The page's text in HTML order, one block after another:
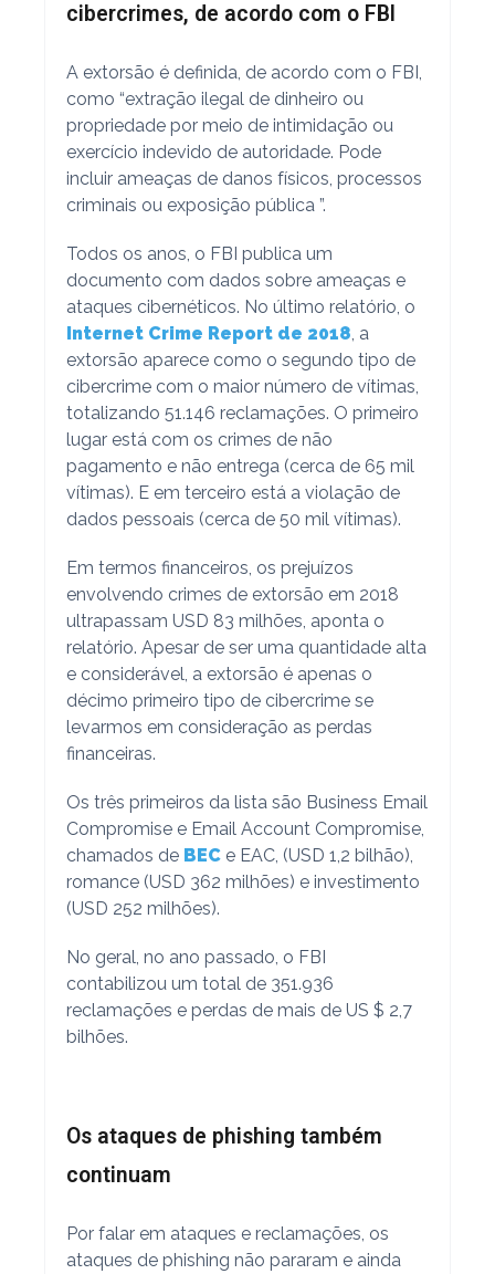
cibercrimes, de acordo com o FBI
A extorsão é definida, de acordo com o FBI,
como “extração ilegal de dinheiro ou
propriedade por meio de intimidação ou
exercício indevido de autoridade. Pode
incluir ameaças de danos físicos, processos
criminais ou exposição pública ”.
Todos os anos, o FBI publica um
documento com dados sobre ameaças e
ataques cibernéticos. No último relatório, o
Internet Crime Report de 2018 , a
extorsão aparece como o segundo tipo de
cibercrime com o maior número de vítimas,
totalizando 51.146 reclamações. O primeiro
lugar está com os crimes de não
pagamento e não entrega (cerca de 65 mil
vítimas). E em terceiro está a violação de
dados pessoais (cerca de 50 mil vítimas).
Em termos financeiros, os prejuízos
envolvendo crimes de extorsão em 2018
ultrapassam USD 83 milhões, aponta o
relatório. Apesar de ser uma quantidade alta
e considerável, a extorsão é apenas o
décimo primeiro tipo de cibercrime se
levarmos em consideração as perdas
financeiras.
Os três primeiros da lista são Business Email
Compromise e Email Account Compromise,
chamados de BEC e EAC, (USD 1,2 bilhão),
romance (USD 362 milhões) e investimento
(USD 252 milhões).
No geral, no ano passado, o FBI
contabilizou um total de 351.936
reclamações e perdas de mais de US $ 2,7
bilhões.
Os ataques de phishing também
continuam
Por falar em ataques e reclamações, os
ataques de phishing não pararam e ainda